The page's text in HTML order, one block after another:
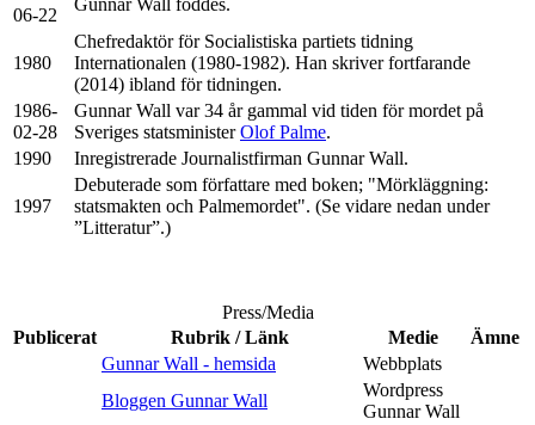
06-22
1980
Chefredaktör för Socialistiska partiets tidning
Internationalen (1980-1982). Han skriver fortfarande
(2014) ibland för tidningen.
1986-
02-28
Gunnar Wall var 34 år gammal vid tiden för mordet på
Sveriges statsministerOlof Palme.
1990
Inregistrerade Journalistfirman Gunnar Wall.
1997
Debuterade som författare med boken; "Mörkläggning:
statsmakten och Palmemordet". (Se vidare nedan under
”Litteratur”.)
Press/Media
Publicerat
Rubrik / Länk Medie
Ämne
Gunnar Wall - hemsida
Webbplats
Bloggen Gunnar Wall
Wordpress
Gunnar Wall